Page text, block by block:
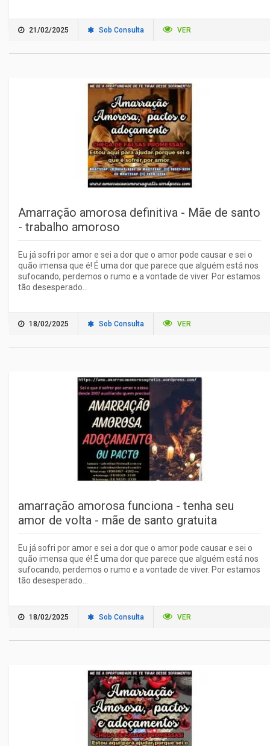
21/02/2025 Sob Consulta VER
Amarração amorosa definitiva - Mãe de santo
- trabalho amoroso
Eu já sofri por amor e sei a dor que o amor pode causar e sei o
quão imensa que é! É uma dor que parece que alguém está nos
sufocando, perdemos o rumo e a vontade de viver. Por estamos
tão desesperado...
18/02/2025 Sob Consulta VER
amarração amorosa funciona - tenha seu
amor de volta - mãe de santo gratuita
Eu já sofri por amor e sei a dor que o amor pode causar e sei o
quão imensa que é! É uma dor que parece que alguém está nos
sufocando, perdemos o rumo e a vontade de viver. Por estamos
tão desesperado...
18/02/2025 Sob Consulta VER